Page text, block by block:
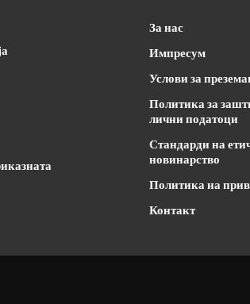
За нас
Импресум
Услови за
Политика за
лични податоци
Стандарди на
новинарство
Политика на
Контакт